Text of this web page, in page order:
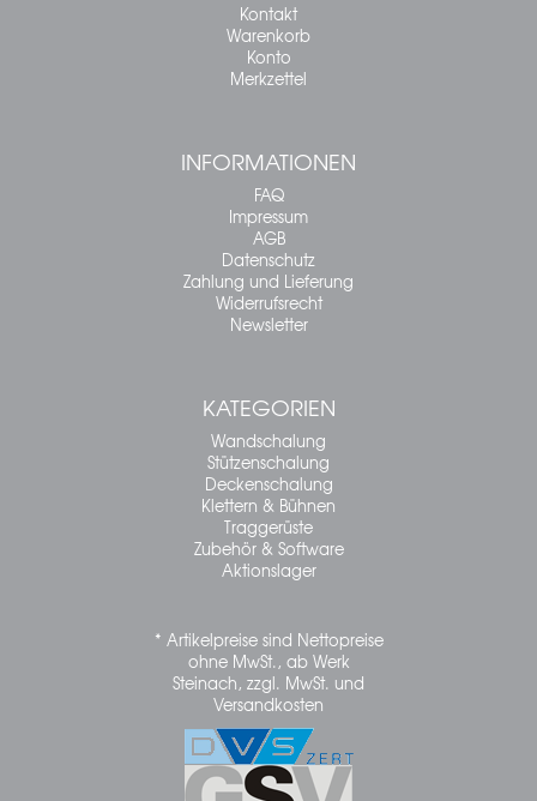
Kontakt
Warenkorb
Konto
Merkzettel
INFORMATIONEN
FAQ
Impressum
AGB
Datenschutz
Zahlung und Lieferung
Widerrufsrecht
Newsletter
KATEGORIEN
Wandschalung
Stützenschalung
Deckenschalung
Klettern & Bühnen
Traggerüste
Zubehör & Software
Aktionslager
* Artikelpreise sind Nettopreise
ohne MwSt., ab Werk
Steinach, zzgl. MwSt. und
Versandkosten